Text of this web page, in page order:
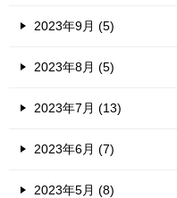
2023年9月 (5)
2023年8月 (5)
2023年7月 (13)
2023年6月 (7)
2023年5月 (8)